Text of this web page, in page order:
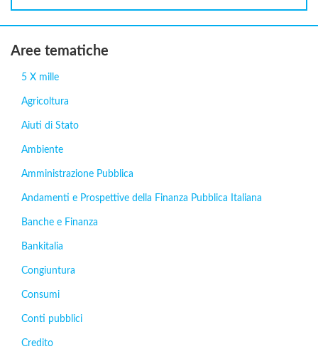
Aree tematiche
5 X mille
Agricoltura
Aiuti di Stato
Ambiente
Amministrazione Pubblica
Andamenti e Prospettive della Finanza Pubblica Italiana
Banche e Finanza
Bankitalia
Congiuntura
Consumi
Conti pubblici
Credito